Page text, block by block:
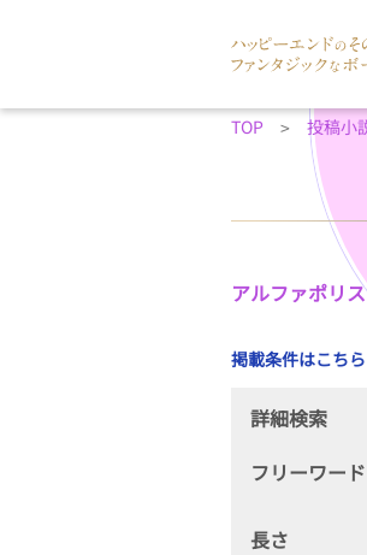
TOP 投稿小
アルファポリス
掲載条件はこちら
詳細検索
フリーワード
長さ